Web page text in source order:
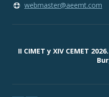
webmaster@aeemt.com
II CIMET y XIV CEMET